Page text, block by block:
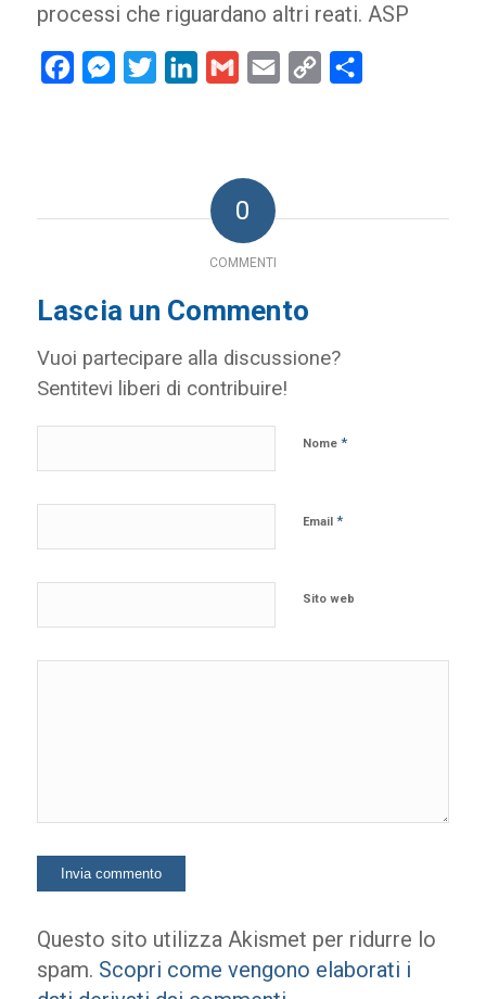
processi che riguardano altri reati. ASP
FacebookMessenger
Twitter LinkedInGmail Email
Copy
0
COMMENTI
Lascia un Commento
Vuoi partecipare alla discussione?
Sentitevi liberi di contribuire!
Nome *
Email *
Sito web
Questo sito utilizza Akismet per ridurre lo
spam. Scopri come vengono elaborati i